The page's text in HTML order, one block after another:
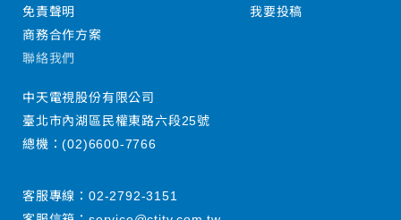
免責聲明
商務合作方案
我要投稿
聯絡我們
中天電視股份有限公司
臺北市內湖區民權東路六段25號
總機：(02)6600-7766
客服專線： 02-2792-3151